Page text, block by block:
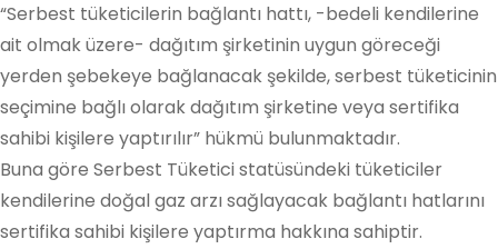
“Serbest tüketicilerin bağlantı hattı, -bedeli kendilerine
ait olmak üzere- dağıtım şirketinin uygun göreceği
yerden şebekeye bağlanacak şekilde, serbest tüketicinin
seçimine bağlı olarak dağıtım şirketine veya sertifika
sahibi kişilere yaptırılır” hükmü bulunmaktadır.
Buna göre Serbest Tüketici statüsündeki tüketiciler
kendilerine doğal gaz arzı sağlayacak bağlantı hatlarını
sertifika sahibi kişilere yaptırma hakkına sahiptir.